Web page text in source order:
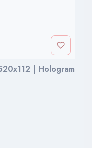
| Hologram